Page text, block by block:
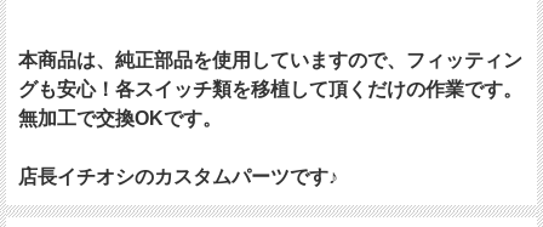
本商品は、純正部品を使用していますので、フィッティン
グも安心！各スイッチ類を移植して頂くだけの作業です。
無加工で交換OKです。
店長イチオシのカスタムパーツです♪